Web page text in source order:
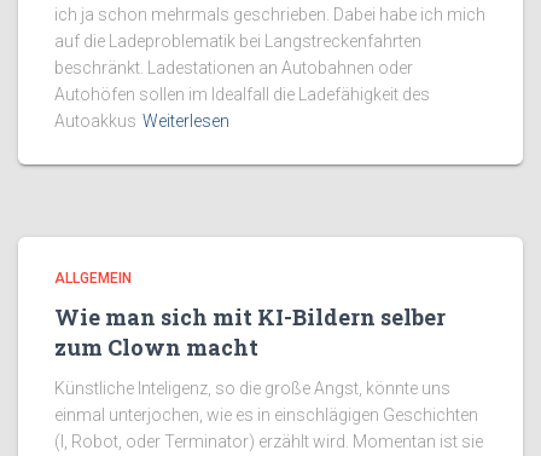
ich ja schon mehrmals geschrieben. Dabei habe ich mich
auf die Ladeproblematik bei Langstreckenfahrten
beschränkt. Ladestationen an Autobahnen oder
Autohöfen sollen im Idealfall die Ladefähigkeit des
Autoakkus Weiterlesen
ALLGEMEIN
Wie man sich mit KI-Bildern selber
zum Clown macht
Künstliche Inteligenz, so die große Angst, könnte uns
einmal unterjochen, wie es in einschlägigen Geschichten
(I, Robot, oder Terminator) erzählt wird. Momentan ist sie